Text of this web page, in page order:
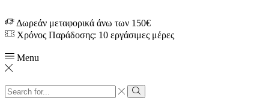
Δωρεάν μεταφορικά άνω των 150€
Χρόνος Παράδοσης: 10 εργάσιμες μέρες
Menu
Search
input
Search